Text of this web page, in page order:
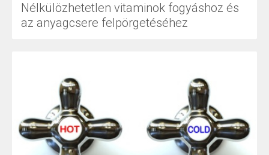
Nélkülözhetetlen vitaminok fogyáshoz és
az anyagcsere felpörgetéséhez